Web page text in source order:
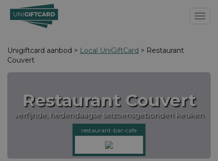
Unigiftcard aanbod > Local UniGiftCard > Restaurant
Couvert
Restaurant Couvert
verfijnde, hedendaagse seizoensgebonden keuken
restaurant-bar-cafe